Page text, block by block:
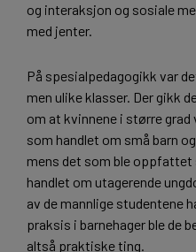
og interaksjon og sosiale
med jenter.
På spesialpedagogikk var
men ulike klasser. Der gikk
om at kvinnene i større
som handlet om små barn
mens det som ble oppfattet
handlet om utagerende
av de mannlige studentene
praksis i barnehager ble de
altså praktiske ting.